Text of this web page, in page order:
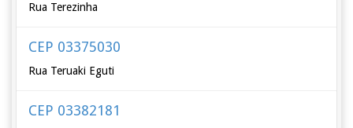
Rua Terezinha
CEP 03375030
Rua Teruaki Eguti
CEP 03382181